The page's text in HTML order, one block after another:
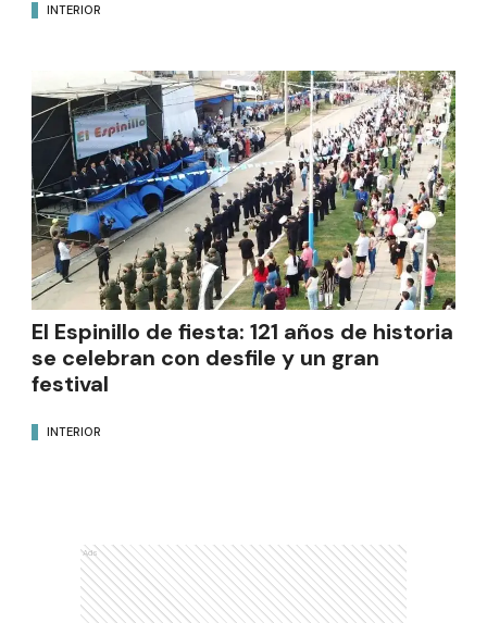
INTERIOR
El Espinillo de fiesta: 121 años de historia
se celebran con desfile y un gran
festival
INTERIOR
Ads